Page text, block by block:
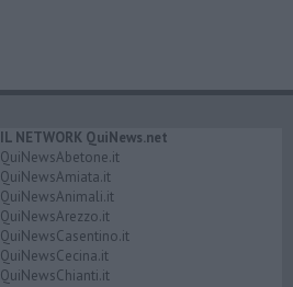
IL NETWORK QuiNews.net
QuiNewsAbetone.it
QuiNewsAmiata.it
QuiNewsAnimali.it
QuiNewsArezzo.it
QuiNewsCasentino.it
QuiNewsCecina.it
QuiNewsChianti.it